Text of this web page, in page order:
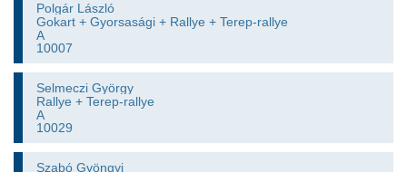
Polgár László
Gokart + Gyorsasági + Rallye + Terep-rallye
A
10007
Selmeczi György
Rallye + Terep-rallye
A
10029
Szabó Gyöngyi